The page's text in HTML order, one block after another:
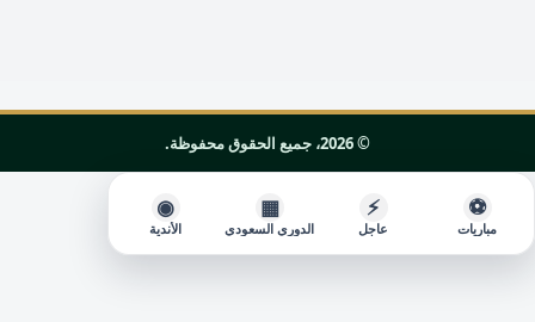
© 2026، جميع الحقوق محفوظة.
⚽
مباريات
⚡
عاجل
▦
الدوري السعودي
◉
الأندية